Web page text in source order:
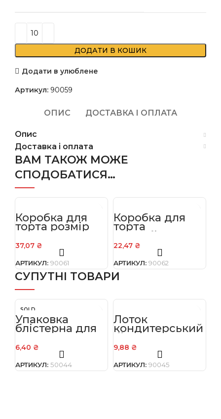
ДОДАТИ В КОШИК
Додати в улюблене
Артикул: 90059
ОПИС ДОСТАВКА І ОПЛАТА
Опис
Доставка і оплата
ВАМ ТАКОЖ МОЖЕ
СПОДОБАТИСЯ…
Коробка для
торта розмір
300х300х400
мм.
37,07 ₴
АРТИКУЛ: 90061
Коробка для
торта
самозбірна
розмір
250х250х200
мм.
22,47 ₴
АРТИКУЛ: 90062
СУПУТНІ ТОВАРИ
SOLD
OUT
Упаковка
блістерна для
торта кругла з
темним дном
на 0,5 кг
6,40 ₴
АРТИКУЛ: 50044
Лоток
кондитерський
білий
380*290*95
Т-22Б, профіль
В
(кондитерська
9,88 ₴
АРТИКУЛ: 90045